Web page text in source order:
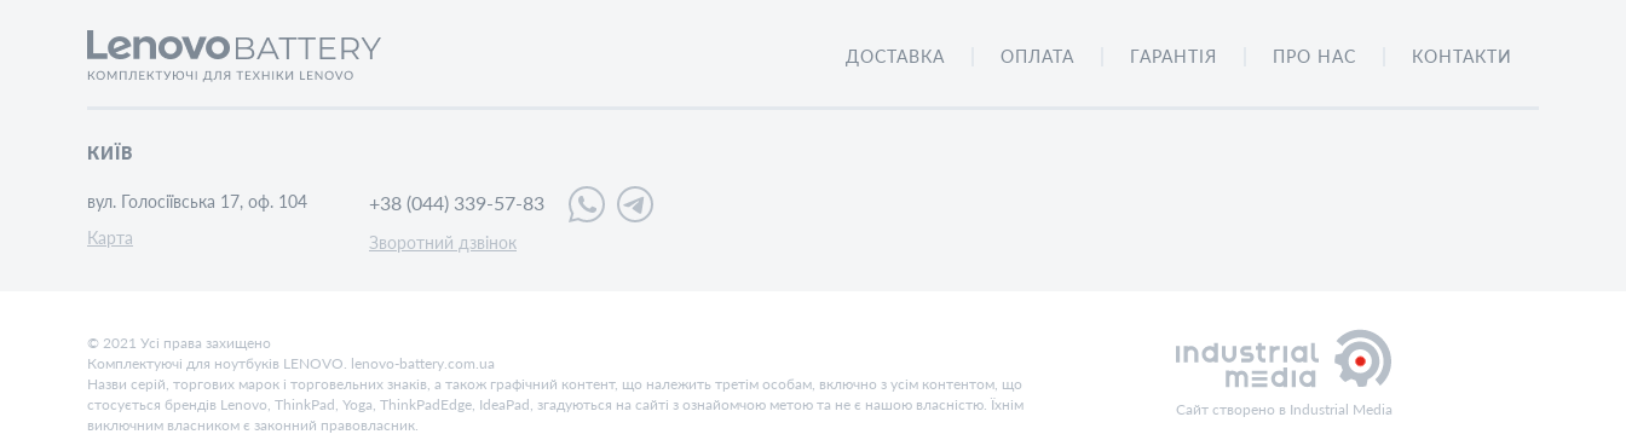
ДОСТАВКА ОПЛАТА ГАРАНТІЯ ПРО НАС КОНТАКТИ
КИЇВ
вул. Голосіївська 17, оф. 104
Карта
+38 (044) 339-57-83
Зворотний дзвінок
© 2021 Усі права захищено
Комплектуючі для ноутбуків LENOVO. lenovo-battery.com.ua
Назви серій, торгових марок і торговельних знаків, а також графічний контент, що належить третім особам, включно з усім контентом, що
стосується брендів Lenovo, ThinkPad, Yoga, ThinkPadEdge, IdeaPad, згадуються на сайті з ознайомчою метою та не є нашою власністю. Їхнім
виключним власником є законний правовласник.
Сайт створено в Industrial Media